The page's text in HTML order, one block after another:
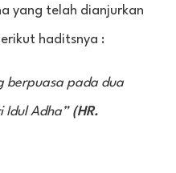
yang telah dianjurkan
haditsnya :
berpuasa pada dua
Idul Adha”(HR.